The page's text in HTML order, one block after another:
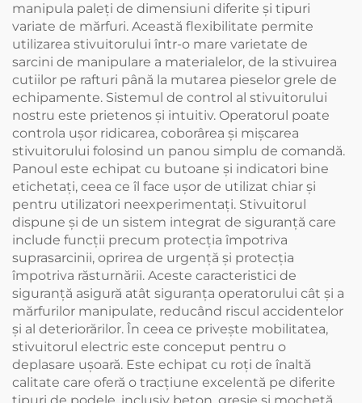
manipula paleți de dimensiuni diferite și tipuri
variate de mărfuri. Această flexibilitate permite
utilizarea stivuitorului într-o mare varietate de
sarcini de manipulare a materialelor, de la stivuirea
cutiilor pe rafturi până la mutarea pieselor grele de
echipamente. Sistemul de control al stivuitorului
nostru este prietenos și intuitiv. Operatorul poate
controla ușor ridicarea, coborârea și mișcarea
stivuitorului folosind un panou simplu de comandă.
Panoul este echipat cu butoane și indicatori bine
etichetați, ceea ce îl face ușor de utilizat chiar și
pentru utilizatori neexperimentați. Stivuitorul
dispune și de un sistem integrat de siguranță care
include funcții precum protecția împotriva
suprasarcinii, oprirea de urgență și protecția
împotriva răsturnării. Aceste caracteristici de
siguranță asigură atât siguranța operatorului cât și a
mărfurilor manipulate, reducând riscul accidentelor
și al deteriorărilor. În ceea ce privește mobilitatea,
stivuitorul electric este conceput pentru o
deplasare ușoară. Este echipat cu roți de înaltă
calitate care oferă o tracțiune excelentă pe diferite